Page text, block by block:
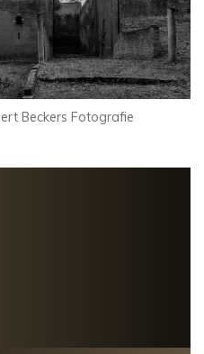
Beckers Fotografie